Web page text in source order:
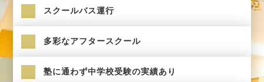
スクールバス運行
多彩なアフタースクール
塾に通わず中学校受験の実績あり